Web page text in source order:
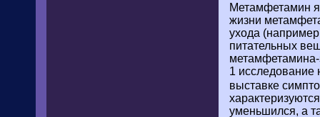
Метамфетамин
жизни
ухода
питательных
1 исследование
выставке
уменьшился, а